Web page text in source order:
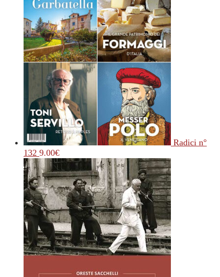
Radici n°
132 9.00€